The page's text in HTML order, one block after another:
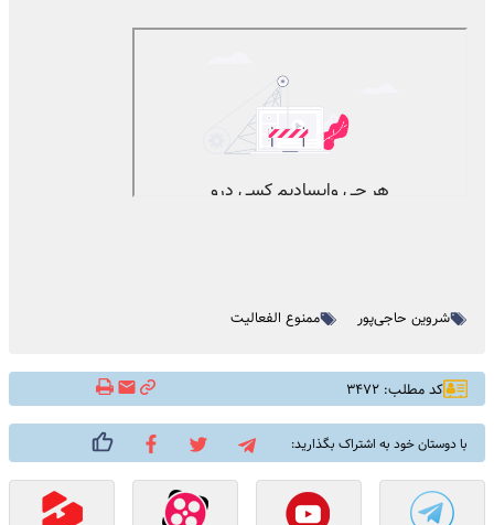
شروین حاجی‌پور ممنوع الفعالیت
کد مطلب: ۳۴۷۲
با دوستان خود به اشتراک بگذارید: